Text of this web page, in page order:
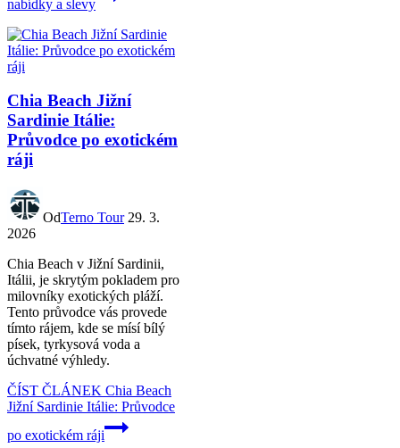
nabídky a slevy
Chia Beach Jižní
Sardinie Itálie:
Průvodce po exotickém
ráji
OdTerno Tour 29. 3.
2026
Chia Beach v Jižní Sardinii,
Itálii, je skrytým pokladem pro
milovníky exotických pláží.
Tento průvodce vás provede
tímto rájem, kde se mísí bílý
písek, tyrkysová voda a
úchvatné výhledy.
ČÍST ČLÁNEK Chia Beach
Jižní Sardinie Itálie: Průvodce
po exotickém ráji